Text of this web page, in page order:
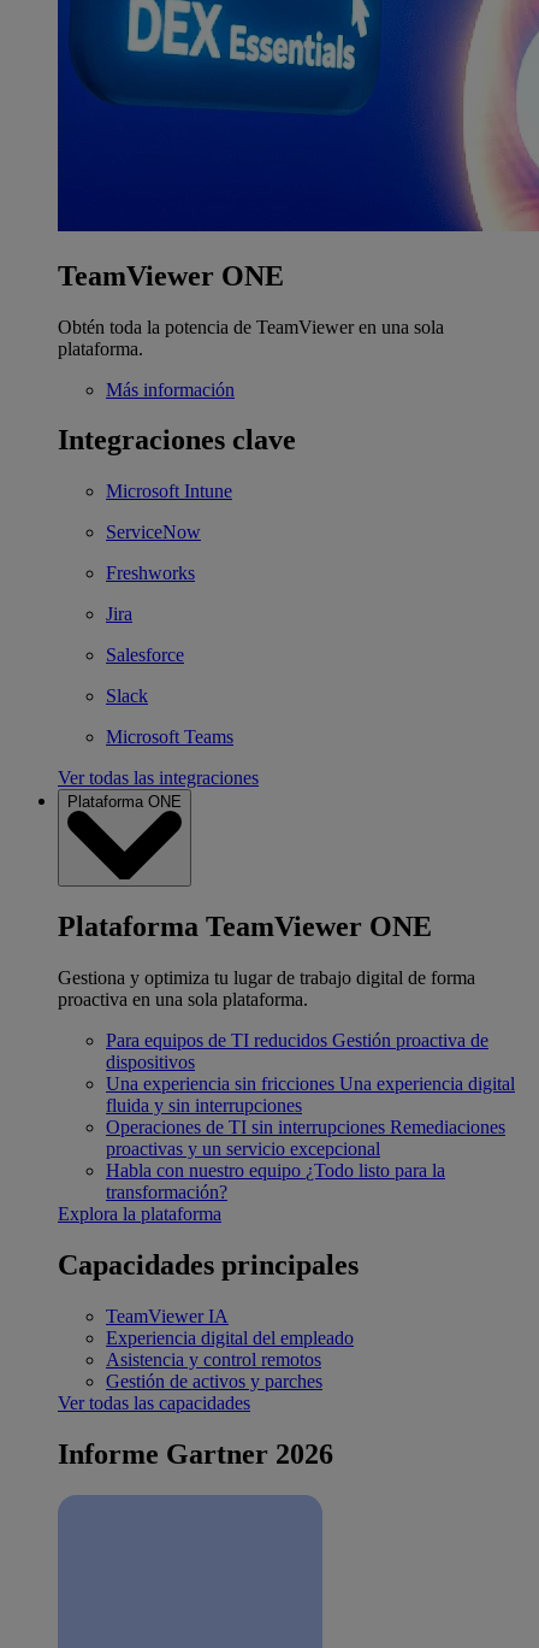
TeamViewer ONE
Obtén toda la potencia de TeamViewer en una sola
plataforma.
Más información
Integraciones clave
Microsoft Intune
ServiceNow
Freshworks
Jira
Salesforce
Slack
Microsoft Teams
Ver todas las integraciones
Plataforma ONE
Plataforma TeamViewer ONE
Gestiona y optimiza tu lugar de trabajo digital de forma
proactiva en una sola plataforma.
Para equipos de TI reducidos Gestión proactiva de
dispositivos
Una experiencia sin fricciones Una experiencia digital
fluida y sin interrupciones
Operaciones de TI sin interrupciones Remediaciones
proactivas y un servicio excepcional
Habla con nuestro equipo ¿Todo listo para la
transformación?
Explora la plataforma
Capacidades principales
TeamViewer IA
Experiencia digital del empleado
Asistencia y control remotos
Gestión de activos y parches
Ver todas las capacidades
Informe Gartner 2026